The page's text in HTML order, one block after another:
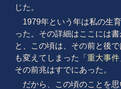
じた。
1979年という年は私の生
った。その詳細はここには
と、この頃は、その前と後
も変えてしまった「 重大事件
その前兆はすでにあった。
だから、この頃のことを思